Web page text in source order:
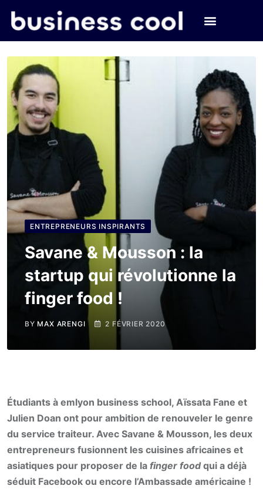
ENTREPRENEURS INSPIRANTS
Savane & Mousson : la
startup qui révolutionne la
finger food !
BY MAX ARENGI 2 FÉVRIER 2020
Étudiants à emlyon business school, Aïssata Fane et
Julien Doan ont pour ambition de renouveler le genre
du service traiteur. Avec Savane & Mousson, les deux
entrepreneurs fusionnent les cuisines africaines et
asiatiques pour proposer de la finger foodqui a déjà
séduit Facebook ou encore l’Ambassade américaine !